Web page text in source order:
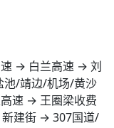
→ 白兰高速 → 刘
/靖边/机场/黄沙
速 → 王圈梁收费
建街 → 307国道/